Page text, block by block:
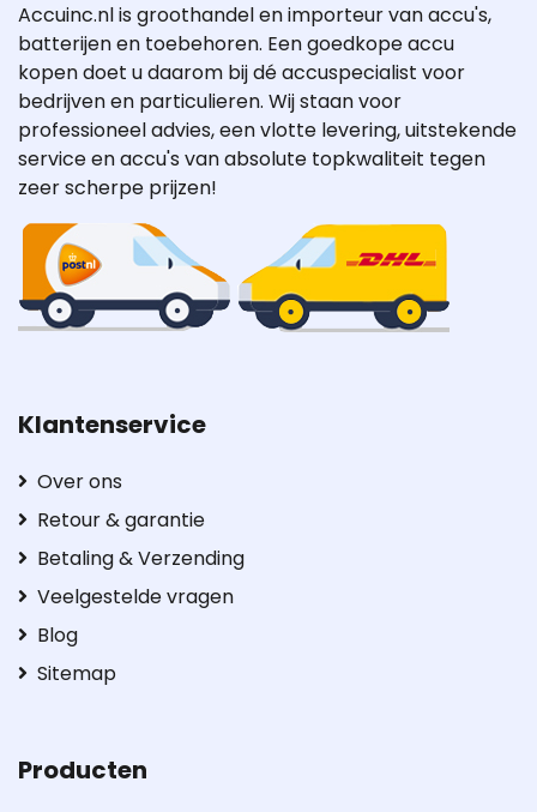
Accuinc.nl is groothandel en importeur van accu's,
batterijen en toebehoren. Een goedkope accu
kopen doet u daarom bij dé accuspecialist voor
bedrijven en particulieren. Wij staan voor
professioneel advies, een vlotte levering, uitstekende
service en accu's van absolute topkwaliteit tegen
zeer scherpe prijzen!
Klantenservice
Over ons
Retour & garantie
Betaling & Verzending
Veelgestelde vragen
Blog
Sitemap
Producten